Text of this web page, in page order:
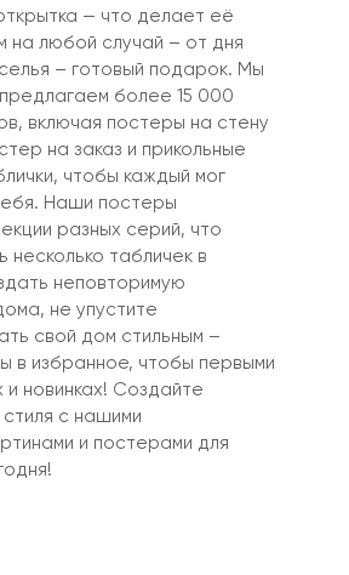
— что делает её
на любой случай – от дня
– готовый подарок. Мы
более 15 000
включая постеры на стену
на заказ и прикольные
чтобы каждый мог
Наши постеры
разных серий, что
несколько табличек в
неповторимую
не упустите
свой дом стильным –
в избранное, чтобы первыми
и новинках! Создайте
с нашими
и постерами для